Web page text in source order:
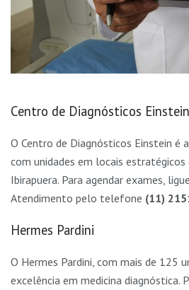
Centro de Diagnósticos Einstein
O Centro de Diagnósticos Einstein é
com unidades em locais
Ibirapuera. Para agendar exames,
Atendimento pelo telefone (11)
Hermes Pardini
O Hermes Pardini, com mais de 125
excelência em medicina diagnóstica.